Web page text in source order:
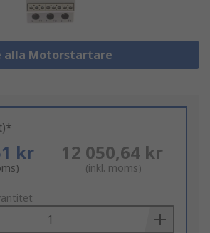
alla Motorstartare
kr 12 050,64 kr
(inkl. moms)